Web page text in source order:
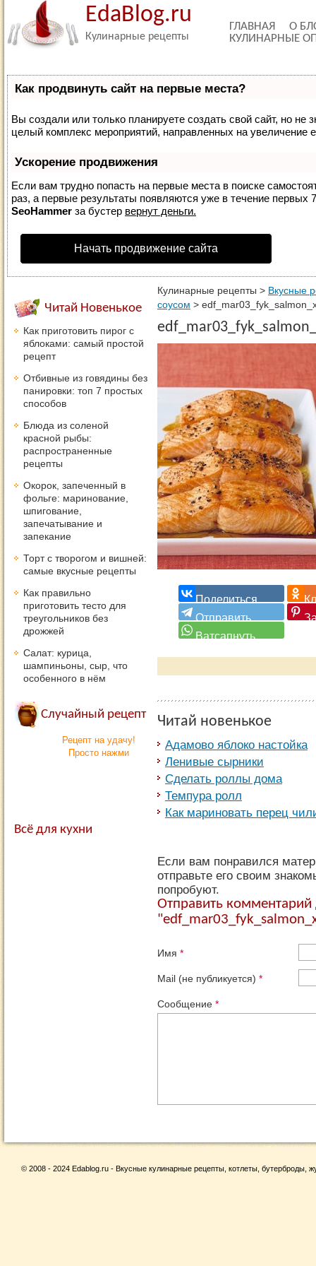
EdaBlog.ru
Кулинарные рецепты
ГЛАВНАЯ
О
КУЛИНАРНЫЕ
Как продвинуть сайт на первые места?
Вы создали или только планируете создать свой сайт, но не
целый комплекс мероприятий, направленных на увеличение
Ускорение продвижения
Если вам трудно попасть на первые места в поиске
раз, а первые результаты появляются уже в течение первых
SeoHammer за бустер вернут деньги.
Начать продвижение сайта
Кулинарные рецепты > Вкусные
соусом >
Читай новенькое
Адамово яблоко настойка
Ленивые сырники
Сделать роллы дома
Темпура ролл
Как мариновать перец
Если вам понравился
отправьте его своим
попробуют.
Отправить комментарий
Имя *
Mail (не публикуется) *
Сообщение *
Читай Новенькое
Как приготовить пирог с
яблоками: самый простой
рецепт
Отбивные из говядины без
панировки: топ 7 простых
способов
Блюда из соленой
красной рыбы:
распространенные
рецепты
Окорок, запеченный в
фольге: маринование,
шпигование,
запечатывание и
запекание
Торт с творогом и вишней:
самые вкусные рецепты
Как правильно
приготовить тесто для
треугольников без
дрожжей
Салат: курица,
шампиньоны, сыр, что
особенного в нём
Случайный рецепт
Рецепт на удачу!
Просто нажми
Всё для кухни
© 2008 - 2024 Edablog.ru - Вкусные кулинарные рецепты, котлеты, бутерброды,